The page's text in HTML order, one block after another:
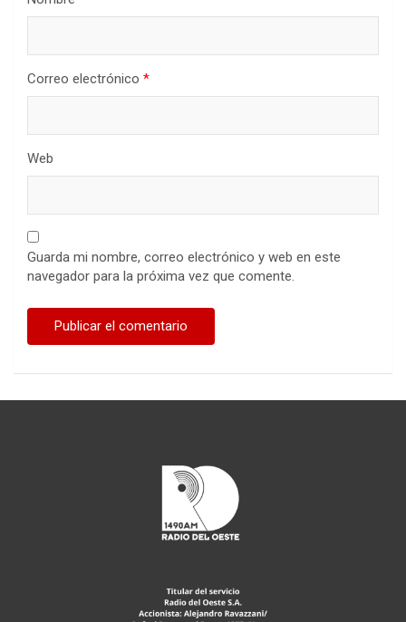
Correo electrónico *
Web
Guarda mi nombre, correo electrónico y web en este
navegador para la próxima vez que comente.